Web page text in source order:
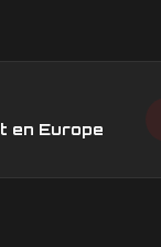
en Europe